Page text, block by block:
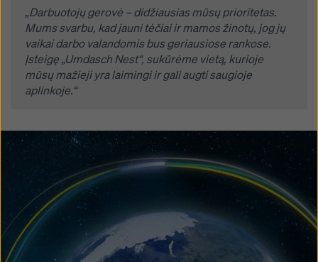
„Darbuotojų gerovė – didžiausias mūsų prioritetas.
Mums svarbu, kad jauni tėčiai ir mamos žinotų, jog jų
vaikai darbo valandomis bus geriausiose rankose.
Įsteigę „Umdasch Nest“, sukūrėme vietą, kurioje
mūsų mažieji yra laimingi ir gali augti saugioje
aplinkoje.“